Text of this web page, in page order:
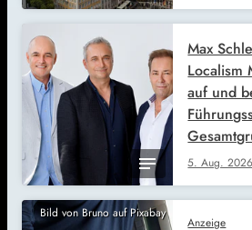
5. Aug. 2026
Max
Localism
auf und
Bild von Bruno auf Pixabay
Anzeige